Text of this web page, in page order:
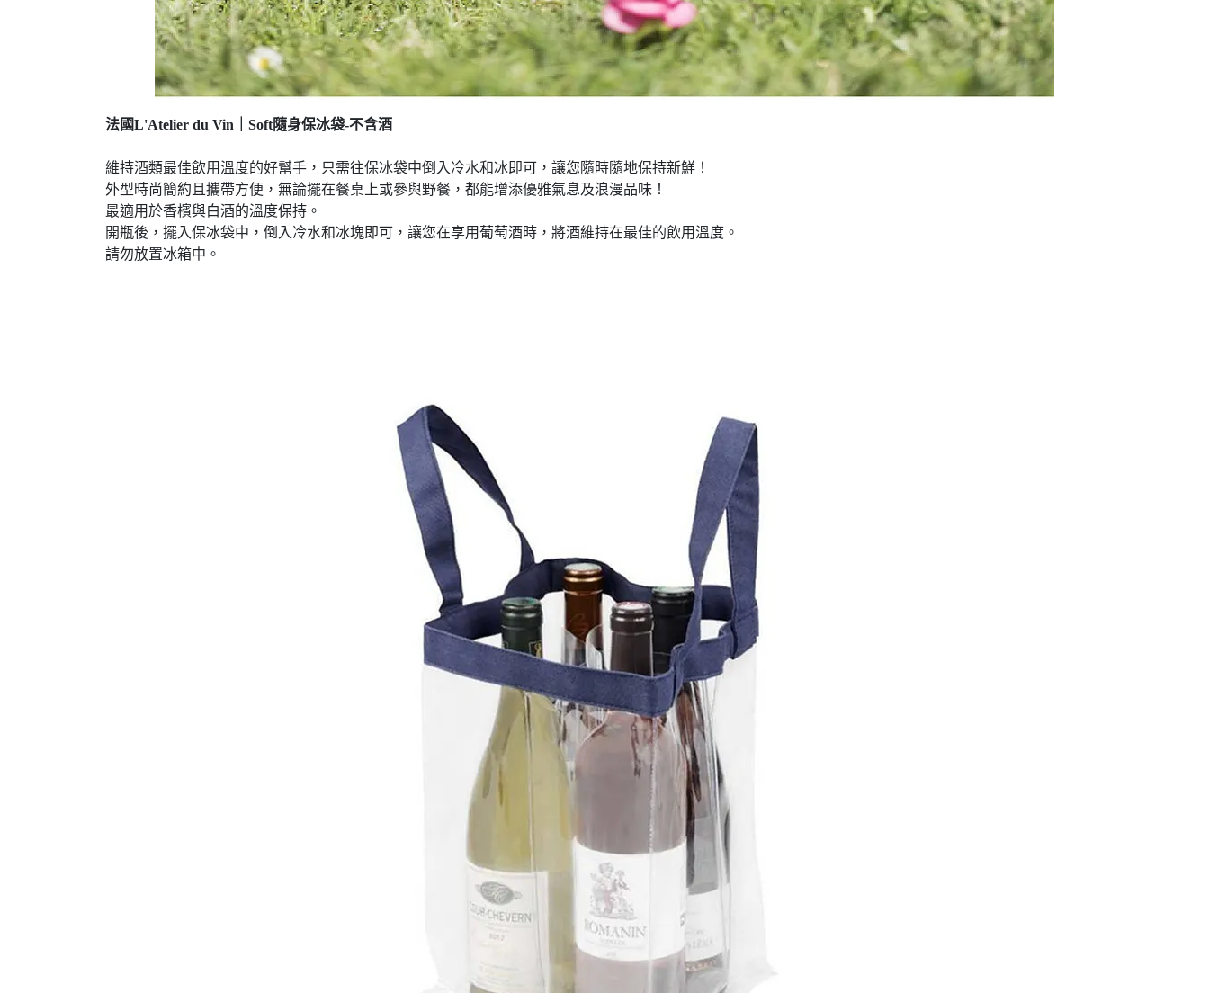
法國L'Atelier du Vin｜Soft隨身保冰袋-不含酒
維持酒類最佳飲用溫度的好幫手，只需往保冰袋中倒入冷水和冰即可，讓您隨時隨地保持新鮮！
外型時尚簡約且攜帶方便，無論擺在餐桌上或參與野餐，都能增添優雅氣息及浪漫品味！
最適用於香檳與白酒的溫度保持。
開瓶後，擺入保冰袋中，倒入冷水和冰塊即可，讓您在享用葡萄酒時，將酒維持在最佳的飲用溫度。
請勿放置冰箱中。